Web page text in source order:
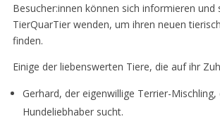
Besucher:innen können sich informieren und
TierQuarTier wenden, um ihren neuen
finden.
Einige der liebenswerten Tiere, die auf ihr
Gerhard, der eigenwillige Terrier-
Hundeliebhaber sucht.